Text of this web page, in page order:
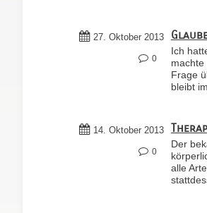
27. Oktober 2013
0
Ich
Frage
bleibt
14. Oktober 2013
0
Der
alle